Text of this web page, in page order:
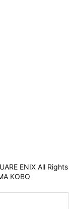
ENIX All Rights
KOBO